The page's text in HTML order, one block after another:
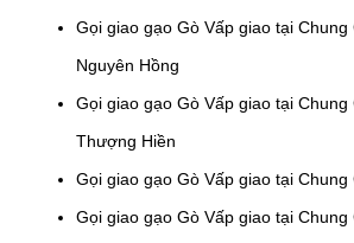
Gọi giao gạo Gò Vấp giao tại Chung
Nguyên Hồng
Gọi giao gạo Gò Vấp giao tại Chung
Thượng Hiền
Gọi giao gạo Gò Vấp giao tại
Gọi giao gạo Gò Vấp giao tại